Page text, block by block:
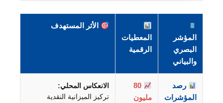
المؤشر
البصري
والبياني
المعطيات
الرقمية
الأثر المستهدف
رصد
المؤشرات
80
مليون
الانعكاس المحلي:
تركيز الميزانية النقدية